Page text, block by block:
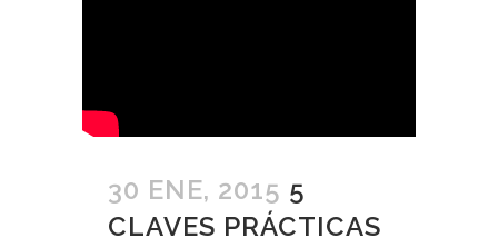
30 ENE, 2015 5
CLAVES PRÁCTICAS